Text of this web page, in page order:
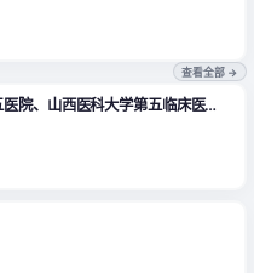
查看全部 →
山西省人民医院（山西医科大学第五医院、山西医科大学第五临床医学院）